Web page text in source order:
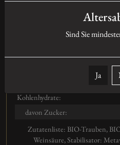
Sind Sie
Ja
Gutsabfüllung: : Weingut Studier,
Nährwertangaben
100ml enthalten durchschnittlich:
Kohlenhydrate:
davon Zucker:
Zutatenliste: BIO-Trauben,
Weinsäure, Stabilisator: